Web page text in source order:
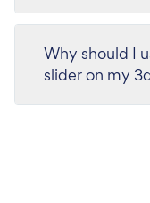
Why should I
slider on my